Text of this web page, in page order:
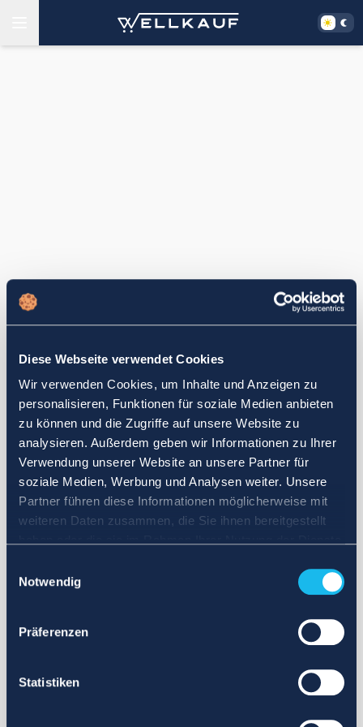
Diese Webseite verwendet Cookies
Wir verwenden Cookies, um Inhalte und Anzeigen zu
personalisieren, Funktionen für soziale Medien anbieten
zu können und die Zugriffe auf unsere Website zu
analysieren. Außerdem geben wir Informationen zu Ihrer
Verwendung unserer Website an unsere Partner für
soziale Medien, Werbung und Analysen weiter. Unsere
Partner führen diese Informationen möglicherweise mit
weiteren Daten zusammen, die Sie ihnen bereitgestellt
Notwendig
Präferenzen
Statistiken